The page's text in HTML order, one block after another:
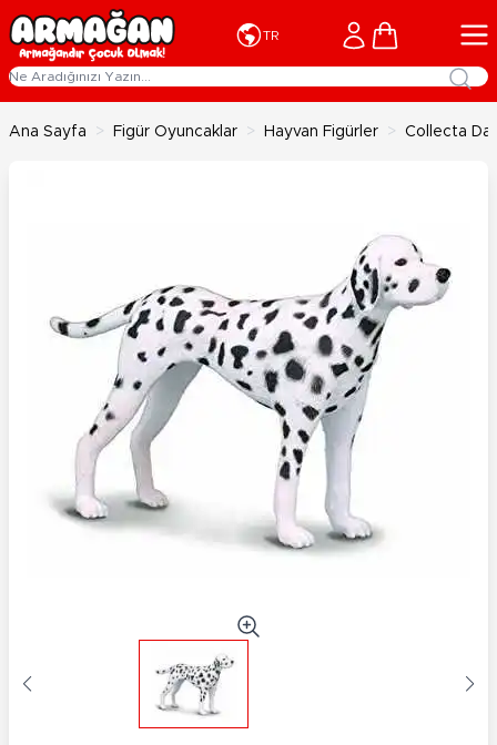
İçeriğe geç
TR Cart
Ana Sayfa > Figür Oyuncaklar > Hayvan Figürler > Collecta